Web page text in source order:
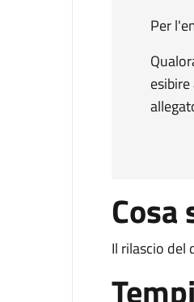
Per
Il rilascio del